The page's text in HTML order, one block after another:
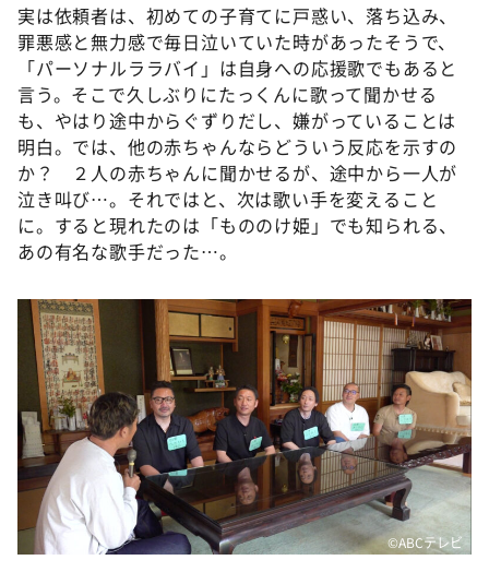
実は依頼者は、初めての子育てに戸惑い、落ち込み、
罪悪感と無力感で毎日泣いていた時があったそうで、
「パーソナルララバイ」は自身への応援歌でもあると
言う。そこで久しぶりにたっくんに歌って聞かせる
も、やはり途中からぐずりだし、嫌がっていることは
明白。では、他の赤ちゃんならどういう反応を示すの
か？ ２人の赤ちゃんに聞かせるが、途中から一人が
泣き叫び…。それではと、次は歌い手を変えること
に。すると現れたのは「もののけ姫」でも知られる、
あの有名な歌手だった…。
©️ABCテレビ